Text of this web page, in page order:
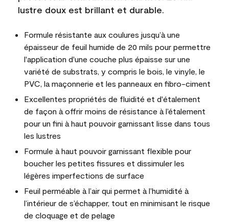
lustre doux est brillant et durable.
Formule résistante aux coulures jusqu’à une
épaisseur de feuil humide de 20 mils pour permettre
l'application d'une couche plus épaisse sur une
variété de substrats, y compris le bois, le vinyle, le
PVC, la maçonnerie et les panneaux en fibro-ciment
Excellentes propriétés de fluidité et d'étalement
de façon à offrir moins de résistance à l’étalement
pour un fini à haut pouvoir garnissant lisse dans tous
les lustres
Formule à haut pouvoir garnissant flexible pour
boucher les petites fissures et dissimuler les
légères imperfections de surface
Feuil perméable à l’air qui permet à l’humidité à
l’intérieur de s’échapper, tout en minimisant le risque
de cloquage et de pelage